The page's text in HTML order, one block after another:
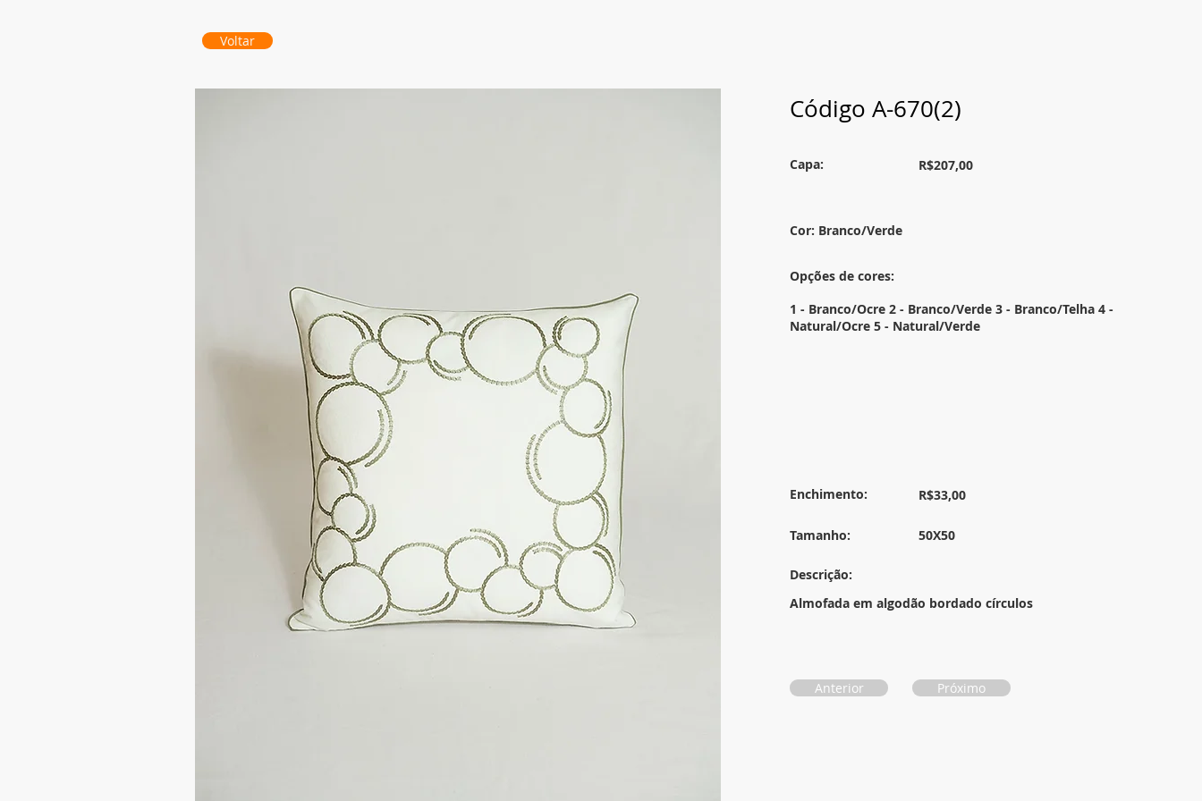
Voltar
Código A-670(2)
Capa: R$207,00
Cor: Branco/Verde
Opções de cores:
1 - Branco/Ocre 2 - Branco/Verde 3 - Branco/Telha 4 -
Natural/Ocre 5 - Natural/Verde
Enchimento:
Tamanho:
R$33,00
50X50
Descrição:
Almofada em algodão bordado círculos
Anterior Próximo